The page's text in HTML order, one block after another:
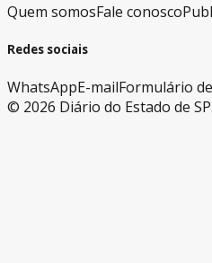
Quem somosFale conosco
Redes sociais
WhatsAppE-mailFormulário
© 2026 Diário do Estado de